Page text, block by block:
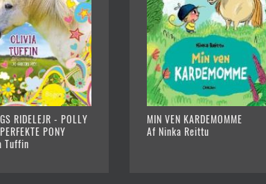
RIDELEJR - POLLY
PONY
Tuffin
MIN VEN KARDEMOMME
Af Ninka Reittu